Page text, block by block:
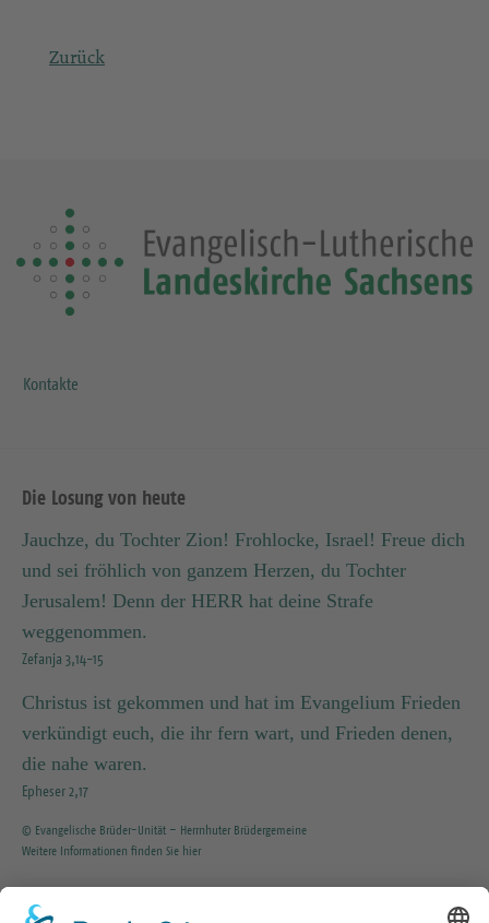
Zurück
Kontakte
Die Losung von heute
Jauchze, du Tochter Zion! Frohlocke, Israel! Freue dich
und sei fröhlich von ganzem Herzen, du Tochter
Jerusalem! Denn der HERR hat deine Strafe
weggenommen.
Zefanja 3,14-15
Christus ist gekommen und hat im Evangelium Frieden
verkündigt euch, die ihr fern wart, und Frieden denen,
die nahe waren.
Epheser 2,17
© Evangelische Brüder-Unität – Herrnhuter Brüdergemeine
Weitere Informationen finden Sie hier